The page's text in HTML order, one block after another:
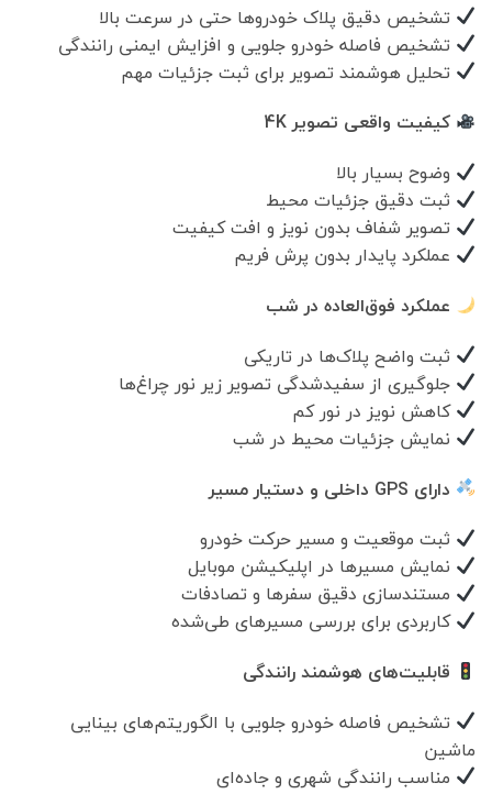
تشخیص دقیق پلاک خودروها حتی در سرعت بالا
تشخیص فاصله خودرو جلویی و افزایش ایمنی رانندگی
تحلیل هوشمند تصویر برای ثبت جزئیات مهم
کیفیت واقعی تصویر 4K
وضوح بسیار بالا
ثبت دقیق جزئیات محیط
تصویر شفاف بدون نویز و افت کیفیت
عملکرد پایدار بدون پرش فریم
عملکرد فوق‌العاده در شب
ثبت واضح پلاک‌ها در تاریکی
جلوگیری از سفیدشدگی تصویر زیر نور چراغ‌ها
کاهش نویز در نور کم
نمایش جزئیات محیط در شب
دارای GPS داخلی و دستیار مسیر
ثبت موقعیت و مسیر حرکت خودرو
نمایش مسیرها در اپلیکیشن موبایل
مستندسازی دقیق سفرها و تصادفات
کاربردی برای بررسی مسیرهای طی‌شده
قابلیت‌های هوشمند رانندگی
تشخیص فاصله خودرو جلویی با الگوریتم‌های بینایی
ماشین
مناسب رانندگی شهری و جاده‌ای